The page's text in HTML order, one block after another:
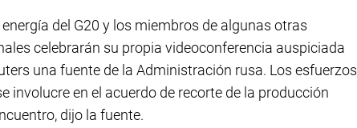
del G20 y los miembros de algunas otras
celebrarán su propia videoconferencia auspiciada
una fuente de la Administración rusa. Los esfuerzos
involucre en el acuerdo de recorte de la producción
dijo la fuente.